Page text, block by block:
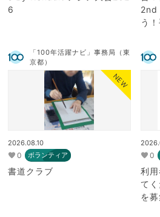
6
2nd
う
「100年活躍ナビ」事務局（東
京都）
NEW
2026.08.10
0 ボランティア
書道クラブ
0
利
て
を